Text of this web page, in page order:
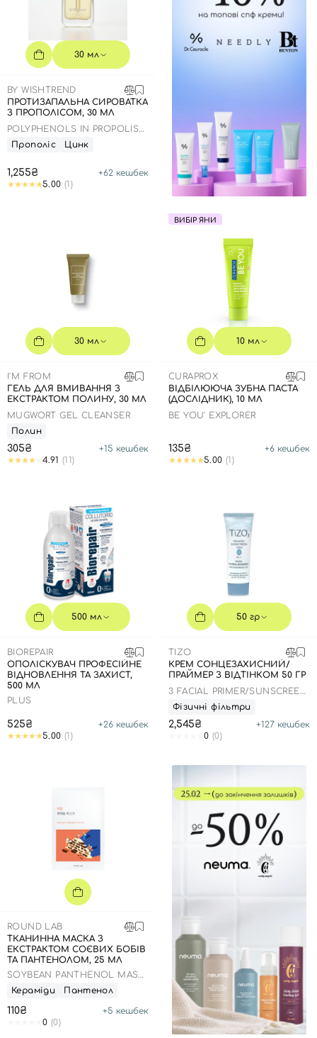
30 мл
BY WISHTREND
ПРОТИЗАПАЛЬНА СИРОВАТКА
З ПРОПОЛІСОМ, 30 МЛ
POLYPHENOLS IN PROPOLIS
15% AMPOULE
Прополіс Цинк
1,255₴ +62 кешбек
5.00 (1)
30 мл
I'M FROM
ГЕЛЬ ДЛЯ ВМИВАННЯ З
ЕКСТРАКТОМ ПОЛИНУ, 30 МЛ
MUGWORT GEL CLEANSER
Полин
305₴ +15 кешбек
4.91 (11)
ВИБІР ЯНИ
10 мл
CURAPROX
ВІДБІЛЮЮЧА ЗУБНА ПАСТА
(ДОСЛІДНИК), 10 МЛ
BE YOU' EXPLORER
135₴ +6 кешбек
5.00 (1)
500 мл
BIOREPAIR
ОПОЛІСКУВАЧ ПРОФЕСІЙНЕ
ВІДНОВЛЕННЯ ТА ЗАХИСТ,
500 МЛ
PLUS
525₴ +26 кешбек
5.00 (1)
50 гр
TIZO
КРЕМ СОНЦЕЗАХИСНИЙ/
ПРАЙМЕР З ВІДТІНКОМ 50 ГР
3 FACIAL PRIMER/SUNSCREEN
TINTED SPF 40 PA+++
Фізичні фільтри
2,545₴ +127 кешбек
0 (0)
ROUND LAB
ТКАНИННА МАСКА З
ЕКСТРАКТОМ СОЄВИХ БОБІВ
ТА ПАНТЕНОЛОМ, 25 МЛ
SOYBEAN PANTHENOL MASK
SHEET
Кераміди Пантенол
110₴ +5 кешбек
0 (0)